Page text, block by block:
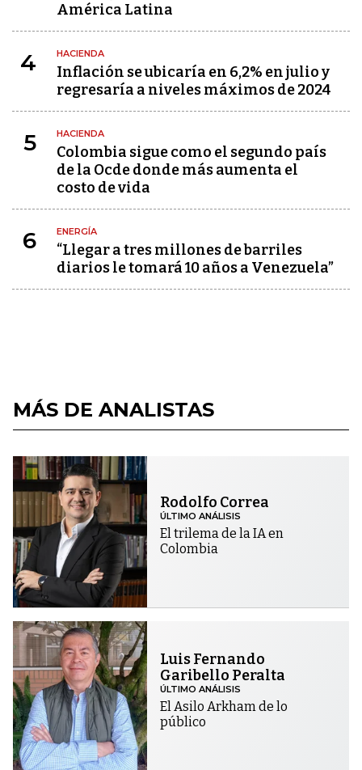
América Latina
4 HACIENDA
Inflación se ubicaría en 6,2% en julio y
regresaría a niveles máximos de 2024
5 HACIENDA
Colombia sigue como el segundo país
de la Ocde donde más aumenta el
costo de vida
6 ENERGÍA
“Llegar a tres millones de barriles
diarios le tomará 10 años a Venezuela”
MÁS DE ANALISTAS
Rodolfo Correa
ÚLTIMO ANÁLISIS
El trilema de la IA en
Colombia
Luis Fernando
Garibello Peralta
ÚLTIMO ANÁLISIS
El Asilo Arkham de lo
público